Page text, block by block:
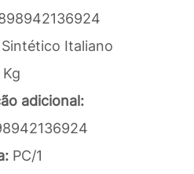
Sintético Italiano
Kg
adicional:
PC/1